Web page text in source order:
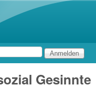
Gesinnte